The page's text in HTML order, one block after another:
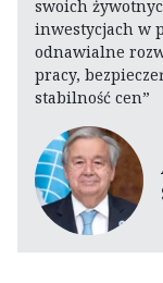
swoich
inwestycjach w
odnawialne
pracy,
stabilność cen”